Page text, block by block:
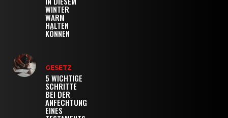
WINTER
WARM
HALTEN
KÖNNEN
GESETZ
5 WICHTIGE
SCHRITTE
BEI DER
ANFECHTUNG
EINES